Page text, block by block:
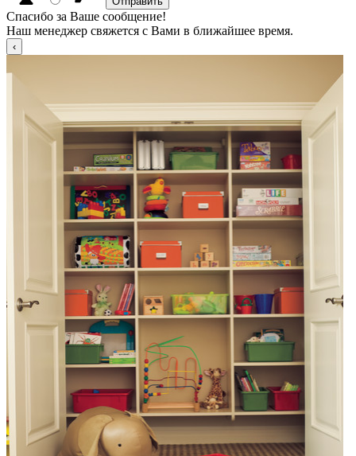
Спасибо за Ваше сообщение!
Наш менеджер свяжется с Вами в ближайшее время.